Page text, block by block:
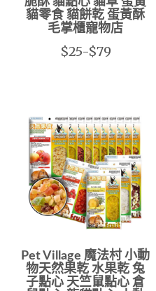
貓零食 貓餅乾 蛋黃酥
毛掌櫃寵物店
$25-$79
Pet Village 魔法村 小動
物天然果乾 水果乾 兔
子點心 天竺鼠點心 倉